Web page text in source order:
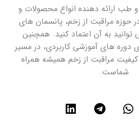
و طب ارائه دهنده انواع محصولات و
مراقبت از زخم، پانسمان های
توانید به آن اعتماد کنید. همچنین
دوره های آموزشی کاربردی، در مسیر
کیفیت مراقبت از زخم همیشه همراه
شماست.